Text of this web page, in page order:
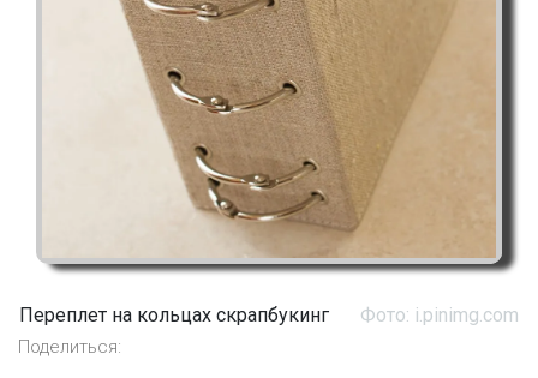
Переплет на кольцах скрапбукинг Фото: i.pinimg.com
Поделиться: